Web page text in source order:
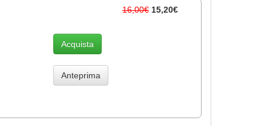
16,00€ 15,20€
Acquista
Anteprima